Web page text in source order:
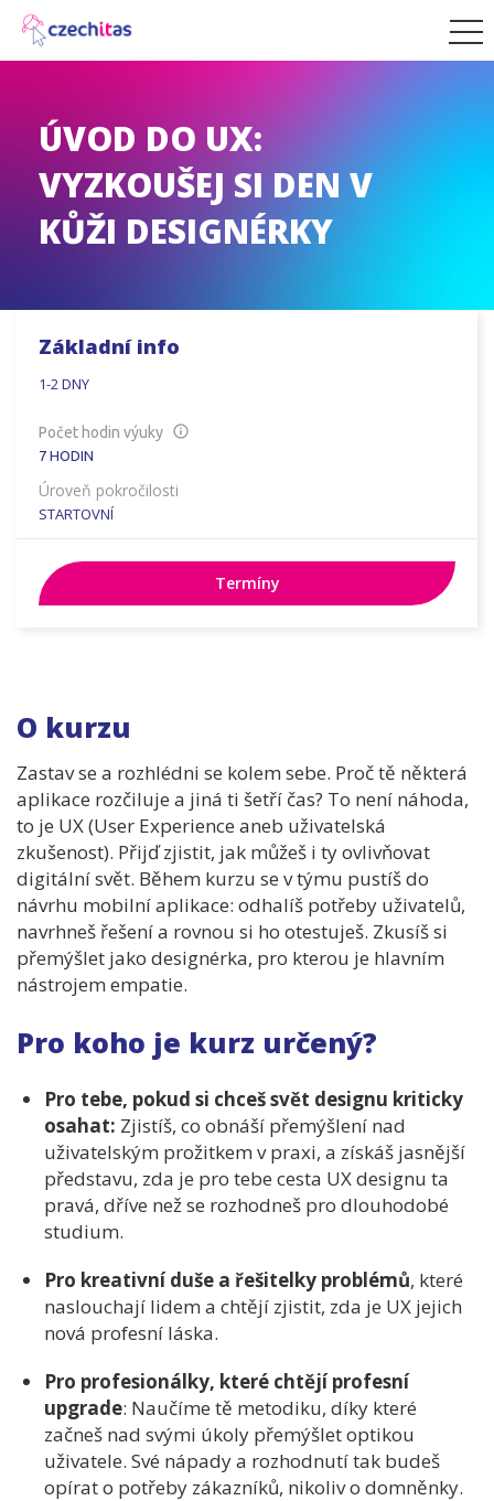
ÚVOD DO UX:
VYZKOUŠEJ SI DEN V
KŮŽI DESIGNÉRKY
Základní info
1-2 DNY
Počet hodin výuky
7 HODIN
Úroveň pokročilosti
STARTOVNÍ
Termíny
O kurzu
Zastav se a rozhlédni se kolem sebe. Proč tě některá
aplikace rozčiluje a jiná ti šetří čas? To není náhoda,
to je UX (User Experience aneb uživatelská
zkušenost). Přijď zjistit, jak můžeš i ty ovlivňovat
digitální svět. Během kurzu se v týmu pustíš do
návrhu mobilní aplikace: odhalíš potřeby uživatelů,
navrhneš řešení a rovnou si ho otestuješ. Zkusíš si
přemýšlet jako designérka, pro kterou je hlavním
nástrojem empatie.
Pro koho je kurz určený?
Pro tebe, pokud si chceš svět designu kriticky
osahat: Zjistíš, co obnáší přemýšlení nad
uživatelským prožitkem v praxi, a získáš jasnější
představu, zda je pro tebe cesta UX designu ta
pravá, dříve než se rozhodneš pro dlouhodobé
studium.
Pro kreativní duše a řešitelky problémů, které
naslouchají lidem a chtějí zjistit, zda je UX jejich
nová profesní láska.
Pro profesionálky, které chtějí profesní
upgrade: Naučíme tě metodiku, díky které
začneš nad svými úkoly přemýšlet optikou
uživatele. Své nápady a rozhodnutí tak budeš
opírat o potřeby zákazníků, nikoliv o domněnky.